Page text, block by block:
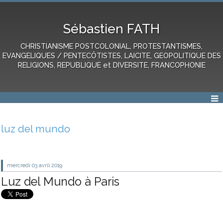
Sébastien FATH
CHRISTIANISME POSTCOLONIAL, PROTESTANTISMES,
EVANGELIQUES / PENTECÔTISTES, LAICITE, GEOPOLITIQUE DES
RELIGIONS, REPUBLIQUE et DIVERSITE, FRANCOPHONIE
luz del mundo
mercredi 03 avril 2019
Luz del Mundo à Paris